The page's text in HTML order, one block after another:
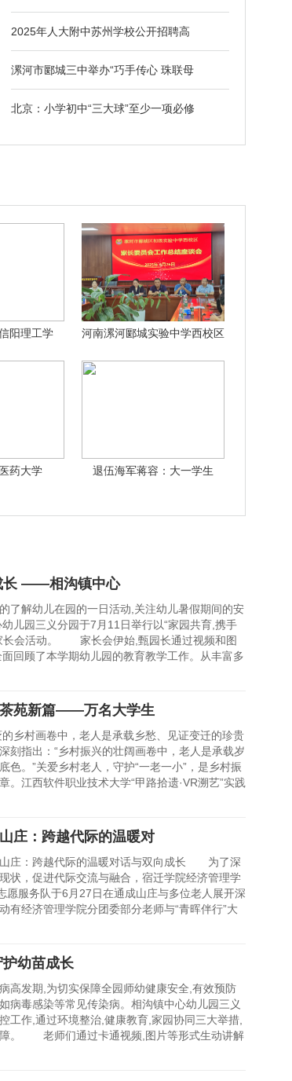
2025年人大附中苏州学校公开招聘高
漯河市郾城三中举办“巧手传心 珠联母
北京：小学初中“三大球”至少一项必修
阳理工学
河南漯河郾城实验中学西校区
药大学
退伍海军蒋容：大一学生
长 ——相沟镇中心
解幼儿在园的一日活动,关注幼儿暑假期间的安
儿园三义分园于7月11日举行以“家园共育,携手
长会活动。 家长会伊始,甄园长通过视频和图
回顾了本学期幼儿园的教育教学工作。从丰富多
苑新篇——万名大学生
画卷中，老人是承载乡愁、见证变迁的珍贵
刻指出：“乡村振兴的壮阔画卷中，老人是承载岁
色。”关爱乡村老人，守护“一老一小”，是乡村振
。江西软件职业技术大学“甲路拾遗·VR溯艺”实践
庄：跨越代际的温暖对
庄：跨越代际的温暖对话与双向成长 为了深
状，促进代际交流与融合，宿迁学院经济管理学
愿服务队于6月27日在通成山庄与多位老人展开深
有经济管理学院分团委部分老师与“青晖伴行”大
幼苗成长
发期,为切实保障全园师幼健康安全,有效预防
病毒感染等常见传染病。相沟镇中心幼儿园三义
工作,通过环境整治,健康教育,家园协同三大举措,
障。 老师们通过卡通视频,图片等形式生动讲解